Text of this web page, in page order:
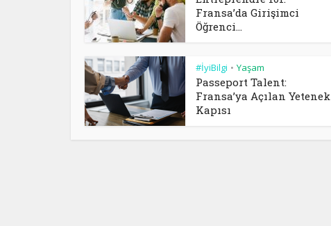
Fransa’da Girişimci
Öğrenci...
#İyiBilgi • Yaşam
Passeport Talent:
Fransa’ya Açılan Yetenek
Kapısı